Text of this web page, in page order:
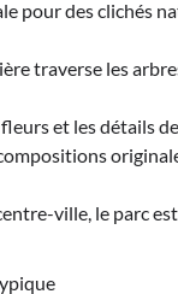
pour des clichés
traverse les
et les détails
ville, le parc